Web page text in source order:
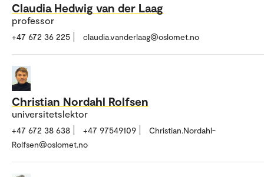
Claudia Hedwig van der Laag
professor
+47 672 36 225 claudia.vanderlaag@oslomet.no
Christian Nordahl Rolfsen
universitetslektor
+47 672 38 638 +47 97549109
Christian.Nordahl-
Rolfsen@oslomet.no